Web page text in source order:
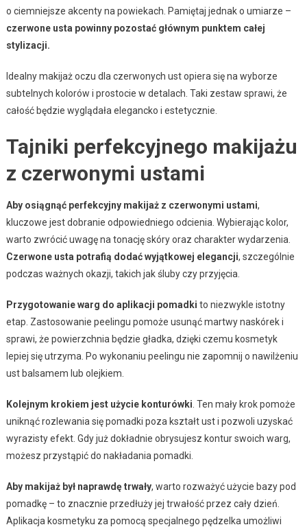
o ciemniejsze akcenty na powiekach. Pamiętaj jednak o umiarze –
czerwone usta powinny pozostać głównym punktem całej
stylizacji.
Idealny makijaż oczu dla czerwonych ust opiera się na wyborze
subtelnych kolorów i prostocie w detalach. Taki zestaw sprawi, że
całość będzie wyglądała elegancko i estetycznie.
Tajniki perfekcyjnego makijażu
z czerwonymi ustami
Aby osiągnąć perfekcyjny makijaż z czerwonymi ustami,
kluczowe jest dobranie odpowiedniego odcienia. Wybierając kolor,
warto zwrócić uwagę na tonację skóry oraz charakter wydarzenia.
Czerwone usta potrafią dodać wyjątkowej elegancji, szczególnie
podczas ważnych okazji, takich jak śluby czy przyjęcia.
Przygotowanie warg do aplikacji pomadki to niezwykle istotny
etap. Zastosowanie peelingu pomoże usunąć martwy naskórek i
sprawi, że powierzchnia będzie gładka, dzięki czemu kosmetyk
lepiej się utrzyma. Po wykonaniu peelingu nie zapomnij o nawilżeniu
ust balsamem lub olejkiem.
Kolejnym krokiem jest użycie konturówki . Ten mały krok pomoże
uniknąć rozlewania się pomadki poza kształt ust i pozwoli uzyskać
wyrazisty efekt. Gdy już dokładnie obrysujesz kontur swoich warg,
możesz przystąpić do nakładania pomadki.
Aby makijaż był naprawdę trwały, warto rozważyć użycie bazy pod
pomadkę – to znacznie przedłuży jej trwałość przez cały dzień.
Aplikacja kosmetyku za pomocą specjalnego pędzelka umożliwi